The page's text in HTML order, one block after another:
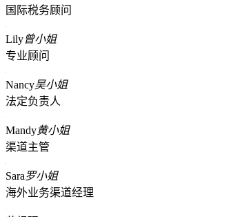
国际税务顾问
Lily曾小姐
专业顾问
Nancy吴小姐
法定负责人
Mandy黄小姐
渠道主管
Sara罗小姐
海外业务渠道经理